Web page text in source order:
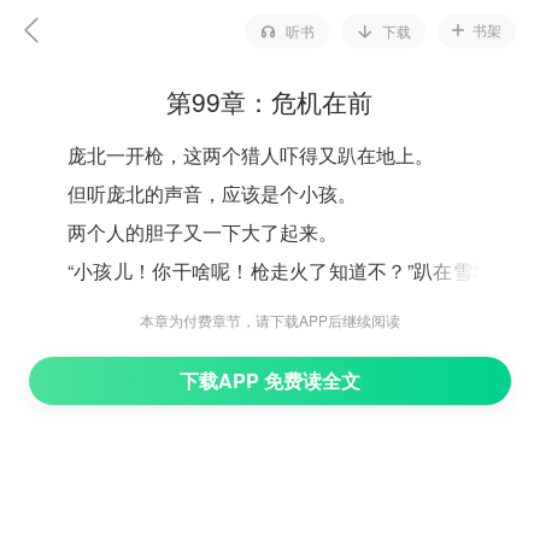
听书 下载 书架
第99章：危机在前
庞北一开枪，这两个猎人吓得又趴在地上。
但听庞北的声音，应该是个小孩。
两个人的胆子又一下大了起来。
“小孩儿！你干啥呢！枪走火了知道不？”趴在雪地上
的猎人李二牛很不爽地对山坡上喊。
庞北还是有把握开枪就带走一个。
本章为付费章节，请下载APP后继续阅读
下载APP 免费读全文